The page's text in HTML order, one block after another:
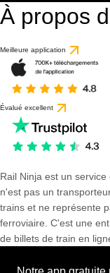
À propos
Meilleure application
Évalué excellent
Rail Ninja est un
n'est pas un
trains et ne représente
ferroviaire. C'est une
de billets de train en